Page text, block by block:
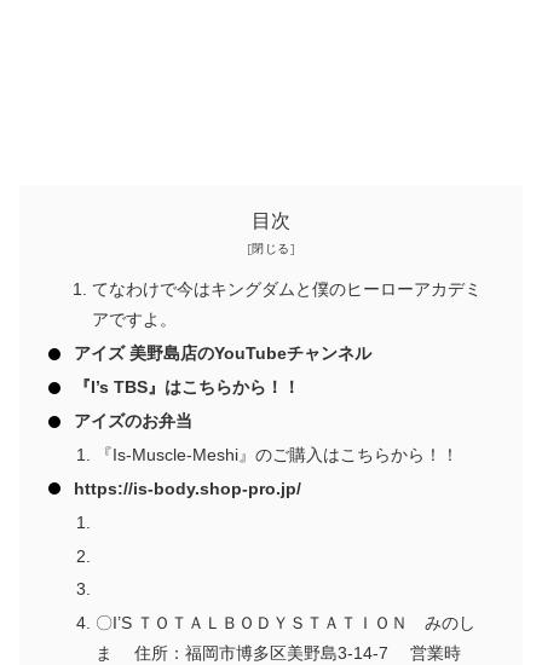
目次
てなわけで今はキングダムと僕のヒーローアカデミ
アですよ。
アイズ 美野島店のYouTubeチャンネル
『I’s TBS』はこちらから！！
アイズのお弁当
『Is-Muscle-Meshi』のご購入はこちらから！！
https://is-body.shop-pro.jp/
〇I’S ＴＯＴＡＬＢＯＤＹＳＴＡＴＩＯＮ みのし
ま 住所：福岡市博多区美野島3-14-7 営業時